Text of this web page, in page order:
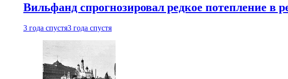
Вильфанд спрогнозировал редкое потепление в
3 года спустя3 года спустя